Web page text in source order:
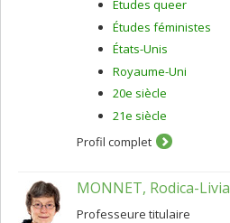
Études queer
Études féministes
États-Unis
Royaume-Uni
20e siècle
21e siècle
Profil complet
MONNET, Rodica-Livia
Professeure titulaire